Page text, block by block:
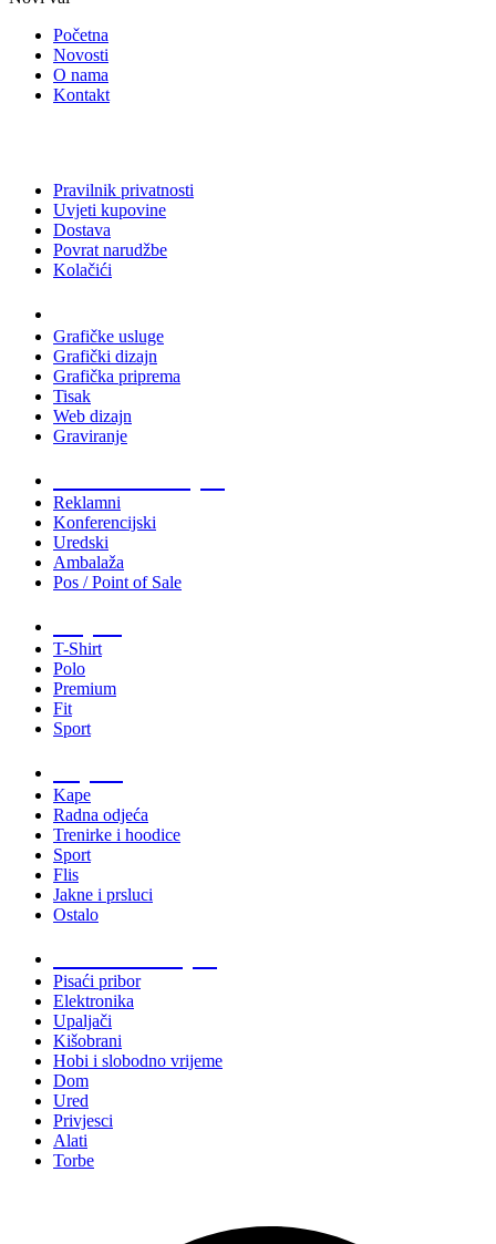
Početna
Novosti
O nama
Kontakt
Pravilnik privatnosti
Uvjeti kupovine
Dostava
Povrat narudžbe
Kolačići
Grafičke usluge
Grafički dizajn
Grafička priprema
Tisak
Web dizajn
Graviranje
Reklamni
Konferencijski
Uredski
Ambalaža
Pos / Point of Sale
T-Shirt
Polo
Premium
Fit
Sport
Kape
Radna odjeća
Trenirke i hoodice
Sport
Flis
Jakne i prsluci
Ostalo
Pisaći pribor
Elektronika
Upaljači
Kišobrani
Hobi i slobodno vrijeme
Dom
Ured
Privjesci
Alati
Torbe